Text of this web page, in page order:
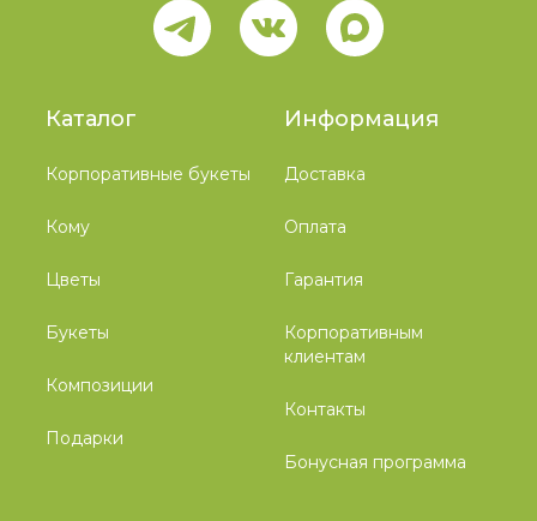
Каталог
Корпоративные букеты
Кому
Цветы
Букеты
Композиции
Подарки
Информация
Доставка
Оплата
Гарантия
Корпоративным
клиентам
Контакты
Бонусная программа